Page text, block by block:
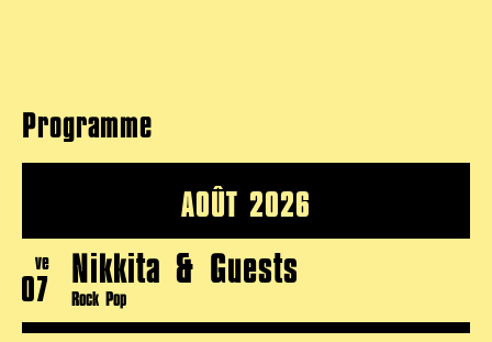
Programme
AOÛT 2026
ve
07 Nikkita & Guests
Rock Pop